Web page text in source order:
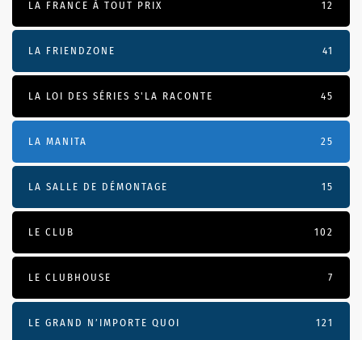
LA FRANCE À TOUT PRIX 12
LA FRIENDZONE 41
LA LOI DES SÉRIES S'LA RACONTE 45
LA MANITA 25
LA SALLE DE DÉMONTAGE 15
LE CLUB 102
LE CLUBHOUSE 7
LE GRAND N’IMPORTE QUOI 121